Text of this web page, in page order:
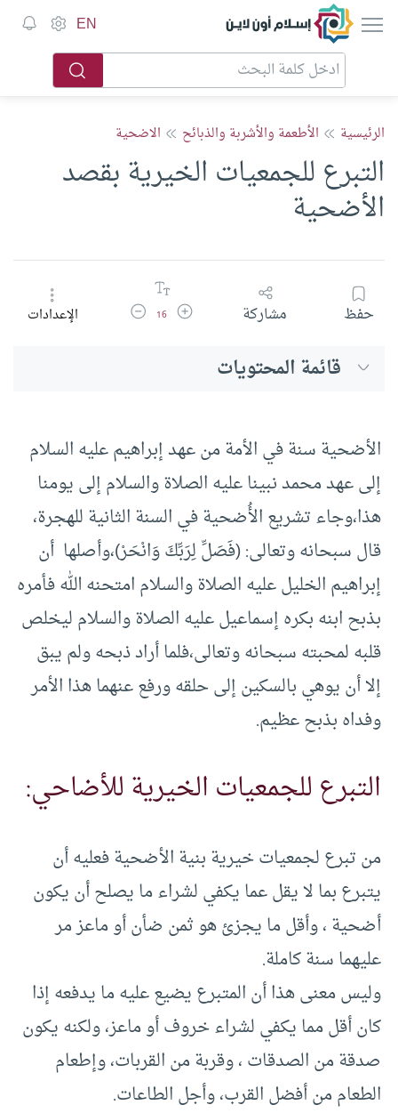
إسلام أون لاين EN
الرئيسية الأطعمة والأشربة والذبائح الاضحية
التبرع للجمعيات الخيرية بقصد
الأضحية
حفظ مشاركة زيادة حجم الخط
16 تقليل حجم الخطالإعدادات
قائمة المحتويات
الأضحية سنة في الأمة من عهد إبراهيم عليه السلام
إلى عهد محمد نبينا عليه الصلاة والسلام إلى يومنا
هذا،وجاء تشريع الأُضحية في السنة الثانية للهجرة،
قال سبحانه وتعالى: (فَصَلِّ لِرَبِّكَ وَانْحَرْ)،وأصلها أن
إبراهيم الخليل عليه الصلاة والسلام امتحنه الله فأمره
بذبح ابنه بكره إسماعيل عليه الصلاة والسلام ليخلص
قلبه لمحبته سبحانه وتعالى،فلما أراد ذبحه ولم يبق
إلا أن يوهي بالسكين إلى حلقه ورفع عنهما هذا الأمر
وفداه بذبح عظيم.
التبرع للجمعيات الخيرية للأضاحي:
من تبرع لجمعيات خيرية بنية الأضحية فعليه أن
يتبرع بما لا يقل عما يكفي لشراء ما يصلح أن يكون
أضحية ، وأقل ما يجزئ هو ثمن ضأن أو ماعز مر
عليهما سنة كاملة.
وليس معنى هذا أن المتبرع يضيع عليه ما يدفعه إذا
كان أقل مما يكفي لشراء خروف أو ماعز، ولكنه يكون
صدقة من الصدقات ، وقربة من القربات، وإطعام
الطعام من أفضل القرب، وأجل الطاعات.